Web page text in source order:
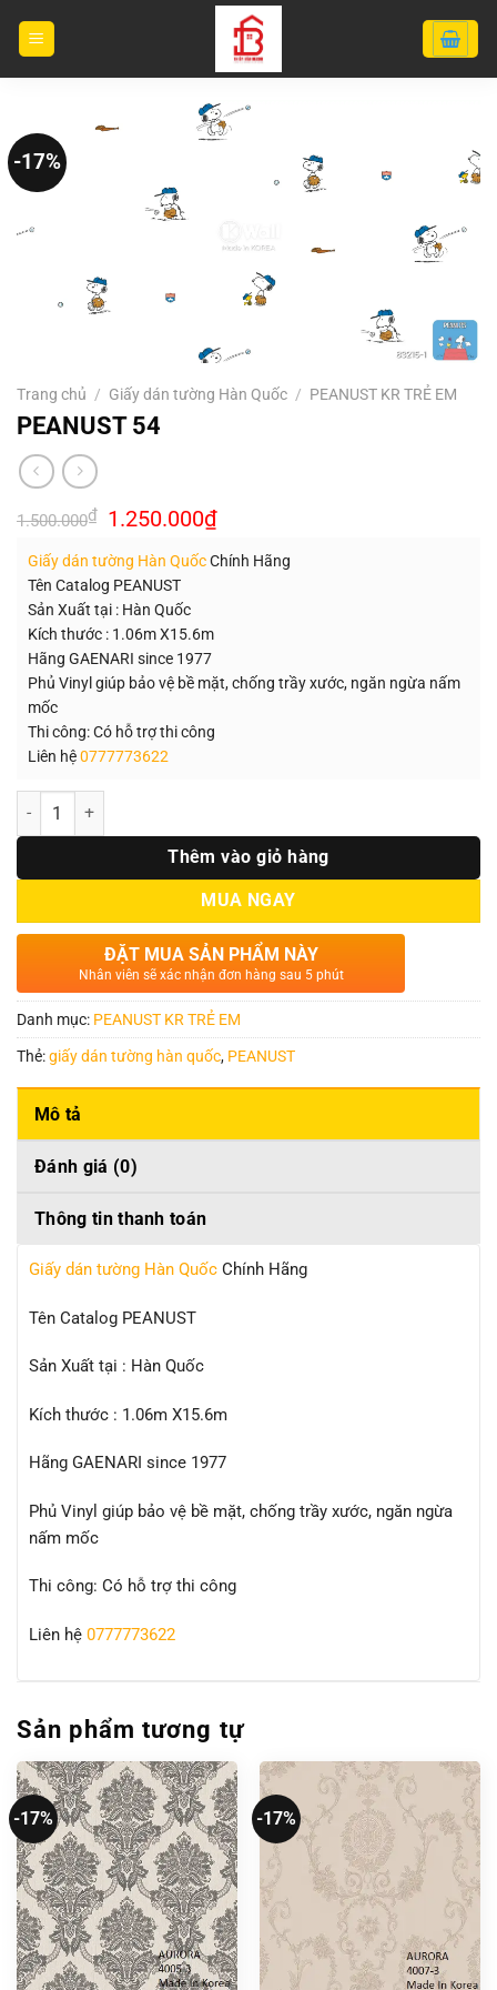
-17%
Trang chủ / Giấy dán tường Hàn Quốc / PEANUST KR TRẺ EM
PEANUST 54
1.500.000₫ Giá
gốc
1.500.000₫.
1.250.000₫Giá
hiện
là:
Giấy dán tường Hàn QuốcChính Hãng
Tên Catalog PEANUST
Sản Xuất tại : Hàn Quốc
Kích thước : 1.06m X15.6m
Hãng GAENARI since 1977
Phủ Vinyl giúp bảo vệ bề mặt, chống trầy xước, ngăn ngừa nấm
mốc
Thi công: Có hỗ trợ thi công
Liên hệ0777773622
Số lượng
Thêm vào giỏ hàng
MUA NGAY
ĐẶT MUA SẢN PHẨM NÀY
Nhân viên sẽ xác nhận đơn hàng sau 5 phút
Danh mục: PEANUST KR TRẺ EM
Thẻ:giấy dán tường hàn quốc, PEANUST
Mô tả
Đánh giá (0)
Thông tin thanh toán
Giấy dán tường Hàn Quốc Chính Hãng
Tên Catalog PEANUST
Sản Xuất tại : Hàn Quốc
Kích thước : 1.06m X15.6m
Hãng GAENARI since 1977
Phủ Vinyl giúp bảo vệ bề mặt, chống trầy xước, ngăn ngừa
nấm mốc
Thi công: Có hỗ trợ thi công
Liên hệ 0777773622
Sản phẩm tương tự
-17% -17%